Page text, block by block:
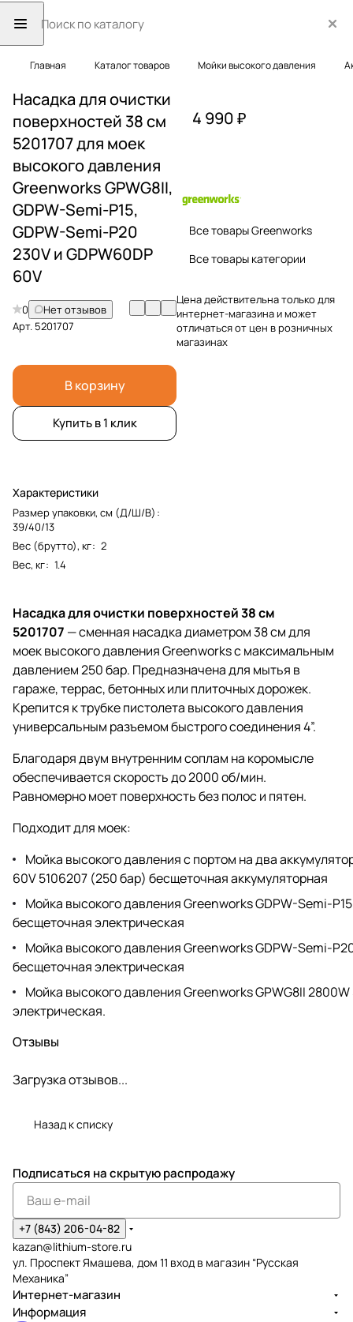
Главная Каталог товаров Мойки высокого давления
Насадка для очистки
поверхностей 38 см
5201707 для моек
высокого давления
Greenworks GPWG8II,
GDPW-Semi-P15,
GDPW-Semi-P20
230V и GDPW60DP
60V
0
Нет отзывов
Арт. 5201707
В корзину
Купить в 1 клик
Характеристики
Размер упаковки, см (Д/Ш/В) :
39/40/13
Вес (брутто), кг: 2
Вес, кг: 1.4
4 990 ₽
Все товары Greenworks
Все товары категории
Цена действительна только для
интернет-магазина и может
отличаться от цен в розничных
магазинах
Насадка для очистки поверхностей 38 см
5201707 — сменная насадка диаметром 38 см для
моек высокого давления Greenworks с максимальным
давлением 250 бар. Предназначена для мытья в
гараже, террас, бетонных или плиточных дорожек.
Крепится к трубке пистолета высокого давления
универсальным разъемом быстрого соединения 4”.
Благодаря двум внутренним соплам на коромысле
обеспечивается скорость до 2000 об/мин.
Равномерно моет поверхность без полос и пятен.
Подходит для моек:
Мойка высокого давления с портом на два
60V 5106207 (250 бар) бесщеточная аккумуляторная
Мойка высокого давления Greenworks GDPW-Semi-
бесщеточная электрическая
Мойка высокого давления Greenworks GDPW-Semi-
бесщеточная электрическая
Мойка высокого давления Greenworks GPWG8II
электрическая.
Отзывы
Загрузка отзывов...
Назад к списку
Подписаться на скрытую распродажу
+7 (843) 206-04-82
kazan@lithium-store.ru
ул. Проспект Ямашева, дом 11 вход в магазин “Русская
Механика”
Интернет-магазин
Информация